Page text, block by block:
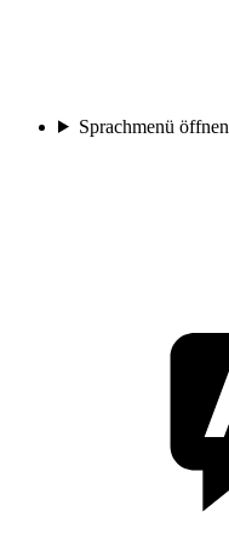
Sprachmenü öffnen